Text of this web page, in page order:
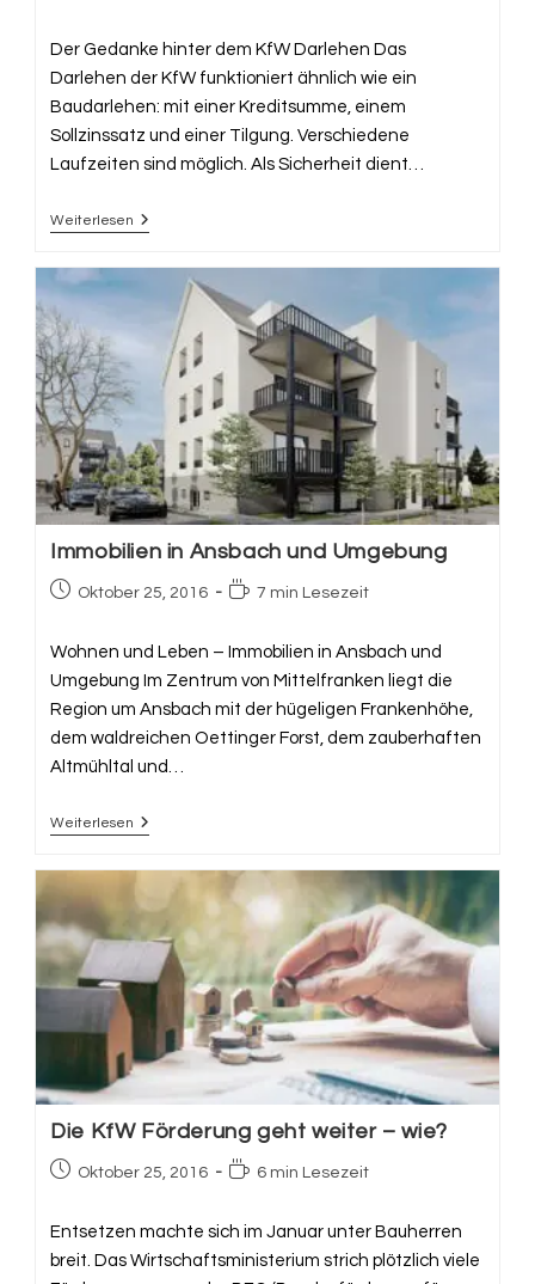
Der Gedanke hinter dem KfW Darlehen​ Das
Darlehen der KfW funktioniert ähnlich wie ein
Baudarlehen: mit einer Kreditsumme, einem
Sollzinssatz und einer Tilgung. Verschiedene
Laufzeiten sind möglich. Als Sicherheit dient…
Weiterlesen KfW
Antrag.
Immobilien in Ansbach und Umgebung
BeitragOktober 25, 2016 Lesedauer:
7 min Lesezeit
Wohnen und Leben – Immobilien in Ansbach und
Umgebung Im Zentrum von Mittelfranken liegt die
Region um Ansbach mit der hügeligen Frankenhöhe,
dem waldreichen Oettinger Forst, dem zauberhaften
Altmühltal und…
Weiterlesen Immobilien
Umgebung
Die KfW Förderung geht weiter – wie?
BeitragOktober 25, 2016 Lesedauer:
6 min Lesezeit
Entsetzen machte sich im Januar unter Bauherren
breit. Das Wirtschaftsministerium strich plötzlich viele